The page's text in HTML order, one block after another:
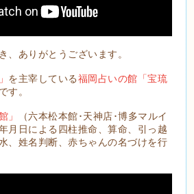
、ありがとうございます。
を主宰している福岡占いの館「宝琉
です。
」
（六本松本館･天神店･博多マルイ
月日による四柱推命、算命、引っ越
、姓名判断、赤ちゃんの名づけを行